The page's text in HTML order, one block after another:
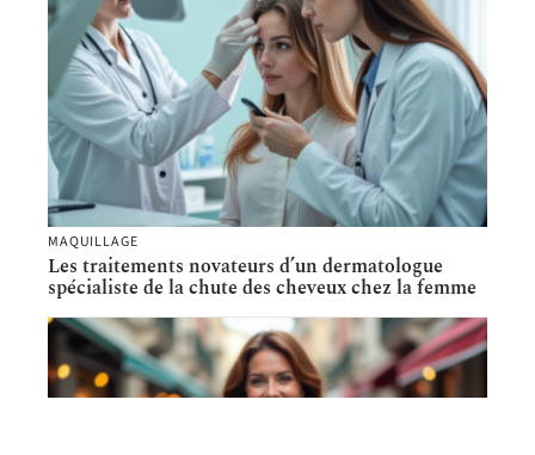
MAQUILLAGE
Les traitements novateurs d’un dermatologue
spécialiste de la chute des cheveux chez la femme